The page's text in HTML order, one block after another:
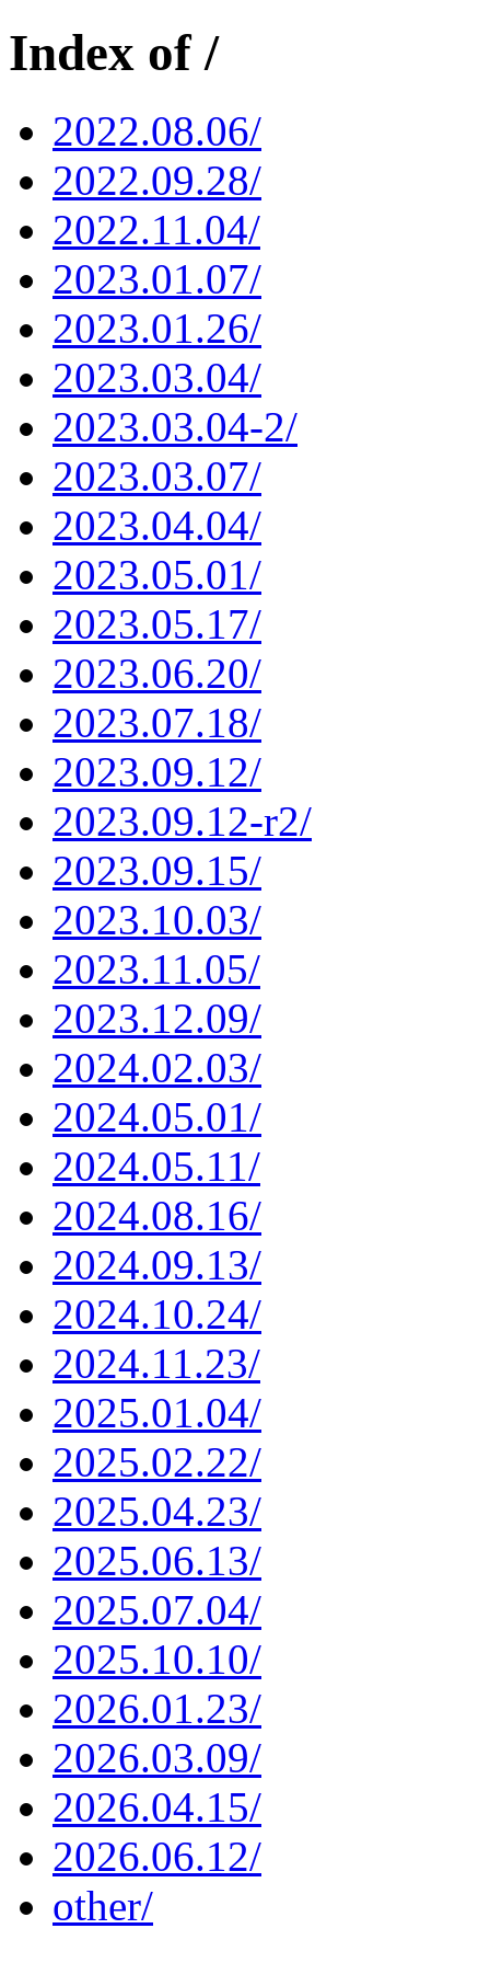
Index of /
2022.08.06/
2022.09.28/
2022.11.04/
2023.01.07/
2023.01.26/
2023.03.04/
2023.03.04-2/
2023.03.07/
2023.04.04/
2023.05.01/
2023.05.17/
2023.06.20/
2023.07.18/
2023.09.12/
2023.09.12-r2/
2023.09.15/
2023.10.03/
2023.11.05/
2023.12.09/
2024.02.03/
2024.05.01/
2024.05.11/
2024.08.16/
2024.09.13/
2024.10.24/
2024.11.23/
2025.01.04/
2025.02.22/
2025.04.23/
2025.06.13/
2025.07.04/
2025.10.10/
2026.01.23/
2026.03.09/
2026.04.15/
2026.06.12/
other/